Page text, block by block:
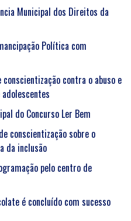
Municipal dos Direitos da
Política com
contra o abuso e
do Concurso Ler Bem
conscientização sobre o
da inclusão
pelo centro de
é concluído com sucesso